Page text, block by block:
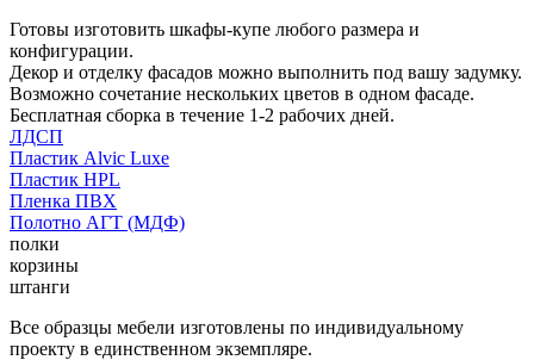
Готовы изготовить шкафы-купе любого размера и
конфигурации.
Декор и отделку фасадов можно выполнить под вашу задумку.
Возможно сочетание нескольких цветов в одном фасаде.
Бесплатная сборка в течение 1-2 рабочих дней.
ЛДСП
Пластик Alvic Luxe
Пластик HPL
Пленка ПВХ
Полотно АГТ (МДФ)
полки
корзины
штанги
Все образцы мебели изготовлены по индивидуальному
проекту в единственном экземпляре.